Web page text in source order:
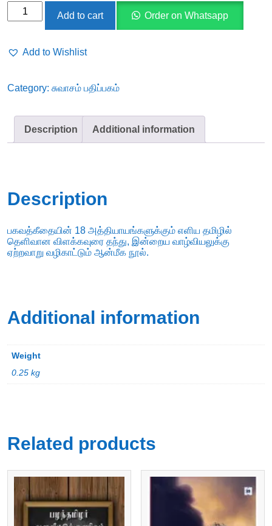
ஸ்ரீமத்
விளக்கம்
Add to cart Order on Whatsapp
Add to Wishlist
Category: சுவாசம் பதிப்பகம்
Description Additional information
Description
பகவத்கீதையின் 18 அத்தியாயங்களுக்கும் எளிய தமிழில்
தெளிவான விளக்கவுரை தந்து, இன்றைய வாழ்வியலுக்கு
ஏற்றவாறு வழிகாட்டும் ஆன்மீக நூல்.
Additional information
Weight
0.25 kg
Related products